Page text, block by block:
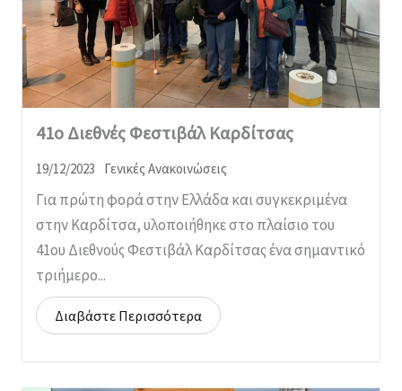
41ο Διεθνές Φεστιβάλ Καρδίτσας
19/12/2023 Γενικές Ανακοινώσεις
Για πρώτη φορά στην Ελλάδα και συγκεκριμένα
στην Καρδίτσα, υλοποιήθηκε στο πλαίσιο του
41ου Διεθνούς Φεστιβάλ Καρδίτσας ένα σημαντικό
τριήμερο...